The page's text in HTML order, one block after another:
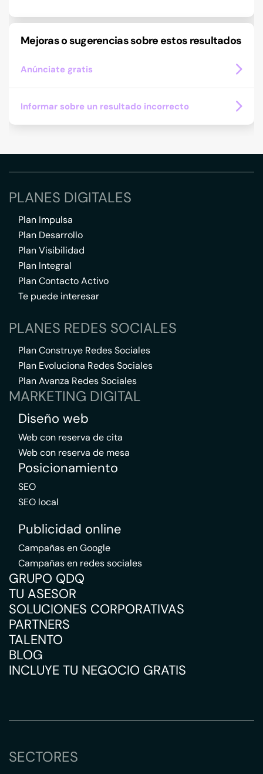
Mejoras o sugerencias sobre estos resultados
Anúnciate gratis
Informar sobre un resultado incorrecto
PLANES DIGITALES
Plan Impulsa
Plan Desarrollo
Plan Visibilidad
Plan Integral
Plan Contacto Activo
Te puede interesar
PLANES REDES SOCIALES
Plan Construye Redes Sociales
Plan Evoluciona Redes Sociales
Plan Avanza Redes Sociales
MARKETING DIGITAL
Diseño web
Web con reserva de cita
Web con reserva de mesa
Posicionamiento
SEO
SEO local
Publicidad online
Campañas en Google
Campañas en redes sociales
GRUPO QDQ
TU ASESOR
SOLUCIONES CORPORATIVAS
PARTNERS
TALENTO
BLOG
INCLUYE TU NEGOCIO GRATIS
SECTORES